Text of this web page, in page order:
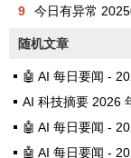
9
今日有异常
随机文章
🤖 AI 每日要闻 -
AI 科技摘要 2026 年
🤖 AI 每日要闻 -
🤖 AI 每日要闻 -